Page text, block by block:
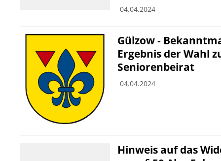
04.04.2024
Gülzow -
Ergebnis der Wahl
Seniorenbeirat
04.04.2024
Hinweis auf das